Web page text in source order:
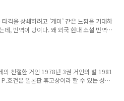
퇴보한 기술력으로 항공모함보다 큰 도시
들고... SF 소설에도 그럴듯한 설정은 필요
층 구조로 인한 사회 계층 간의 갈등이나 기
어 놓기는 했으나 무게를 두고 다루지는 않는
간에 서로..
격을 상쇄하려고 ’개미’ 같은 느낌을 기대하
데, 번역이 망이다. 왜 외국 현대 소설 번역본
분이 들지? 국어 사전 없이 읽기가 어렵다.
운 어휘를 배운 것은 좋은데, 현대 유럽을
으로 번역해놔서 몰입이 자꾸 깨진다. 예를
지 살아남아야 한다는 강한 열망 타나토노트
’라니? 굳이 이렇게 번역했어야 하나? “오
쉽..
친절한 거인 1978년 3권 거인의 별 1981
호건은 일본판 휴고상이라 할 수 있는 성운
설 쪽에서 유명한 작가라고 한다. 모든 소설